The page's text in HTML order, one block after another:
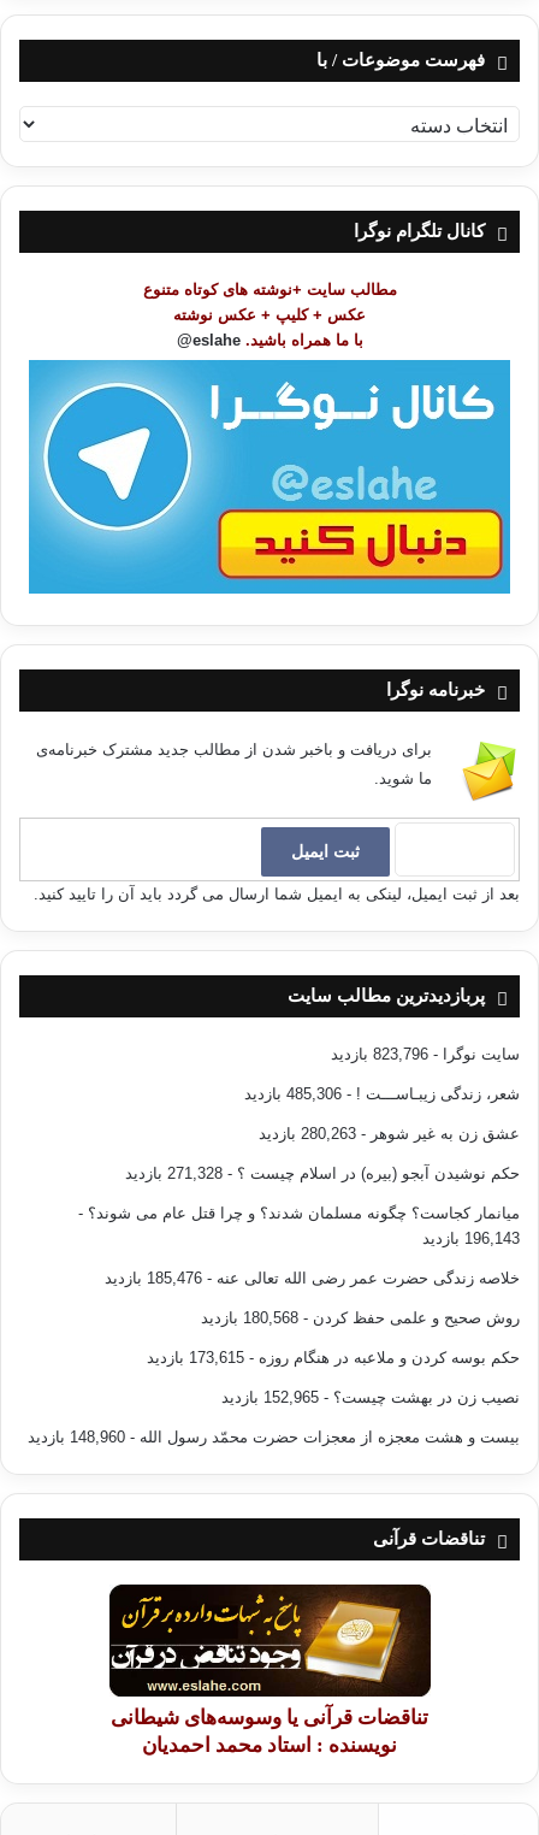
فهرست موضوعات / با
ه
ر
کانال تلگرام نوگرا
مطالب سایت +نوشته های کوتاه متنوع
عکس + کلیپ + عکس نوشته
با ما همراه باشید. eslahe@
خبرنامه نوگرا
برای دریافت و باخبر شدن از مطالب جدید مشترک خبرنامه‌ی
ما شوید.
بعد از ثبت ایمیل، لینکی به ایمیل شما ارسال می گردد باید آن را تایید کنید.
پربازدیدترین مطالب سایت
سایت نوگرا - 823,796 بازدید
شعر، زندگی زیبـاســـت ! - 485,306 بازدید
عشق زن به غیر شوهر - 280,263 بازدید
حکم نوشیدن آبجو (بیره) در اسلام چیست ؟ - 271,328 بازدید
میانمار کجاست؟ چگونه مسلمان شدند؟ و چرا قتل عام می شوند؟ -
196,143 بازدید
خلاصه زندگی حضرت عمر رضی الله تعالی عنه - 185,476 بازدید
روش صحیح و علمی حفظ کردن - 180,568 بازدید
حکم بوسه کردن و ملاعبه در هنگام روزه - 173,615 بازدید
نصیب زن در بهشت چیست؟ - 152,965 بازدید
بیست و هشت معجزه از معجزات حضرت محمّد رسول الله - 148,960 بازدید
تناقضات قرآنی
تناقضات قرآنی یا وسوسه‌های شیطانی
نویسنده : استاد محمد احمدیان